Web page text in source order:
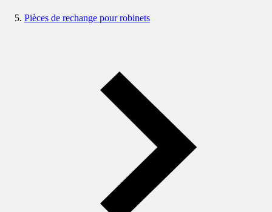
Pièces de rechange pour robinets